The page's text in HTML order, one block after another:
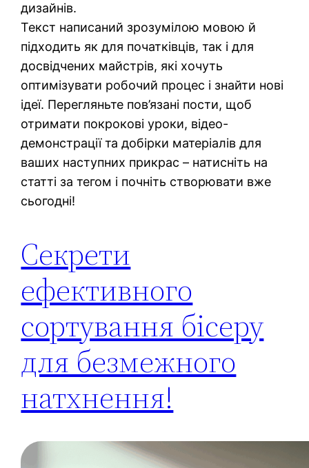
дизайнів.
Текст написаний зрозумілою мовою й
підходить як для початківців, так і для
досвідчених майстрів, які хочуть
оптимізувати робочий процес і знайти нові
ідеї. Перегляньте пов’язані пости, щоб
отримати покрокові уроки, відео-
демонстрації та добірки матеріалів для
ваших наступних прикрас – натисніть на
статті за тегом і почніть створювати вже
сьогодні!
Секрети
ефективного
сортування бісеру
для безмежного
натхнення!